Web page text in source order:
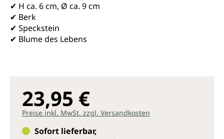
✔ H ca. 6 cm, Ø ca. 9 cm
✔ Berk
✔ Speckstein
✔ Blume des Lebens
23,95 €
Preise inkl. MwSt. zzgl. Versandkosten
Sofort lieferbar,